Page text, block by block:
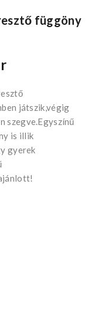
függöny
játszik,végig
szegve.Egyszínű
is illik
gyerek